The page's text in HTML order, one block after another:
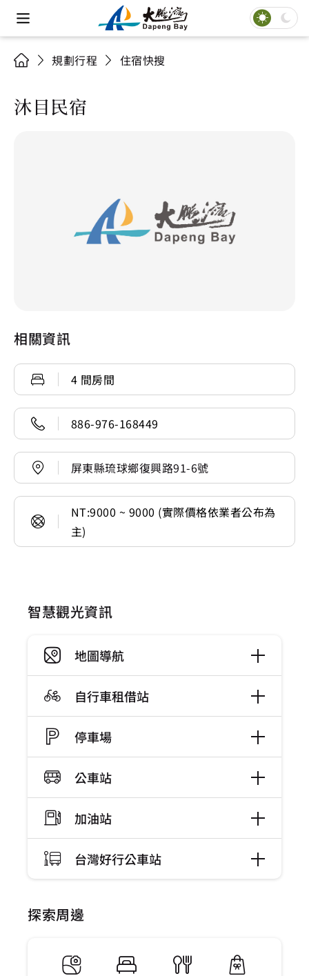
規劃行程 住宿快搜
沐目民宿
相關資訊
4 間房間
886-976-168449
屏東縣琉球鄉復興路91-6號
NT:9000 ~ 9000 (實際價格依業者公布為
主)
智慧觀光資訊
地圖導航
自行車租借站
停車場
公車站
加油站
台灣好行公車站
探索周邊